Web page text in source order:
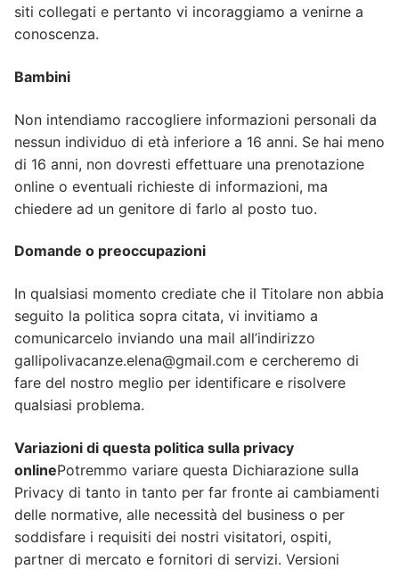
siti collegati e pertanto vi incoraggiamo a venirne a
conoscenza.
Bambini
Non intendiamo raccogliere informazioni personali da
nessun individuo di età inferiore a 16 anni. Se hai meno
di 16 anni, non dovresti effettuare una prenotazione
online o eventuali richieste di informazioni, ma
chiedere ad un genitore di farlo al posto tuo.
Domande o preoccupazioni
In qualsiasi momento crediate che il Titolare non abbia
seguito la politica sopra citata, vi invitiamo a
comunicarcelo inviando una mail all’indirizzo
gallipolivacanze.elena@gmail.com e cercheremo di
fare del nostro meglio per identificare e risolvere
qualsiasi problema.
Variazioni di questa politica sulla privacy
onlinePotremmo variare questa Dichiarazione sulla
Privacy di tanto in tanto per far fronte ai cambiamenti
delle normative, alle necessità del business o per
soddisfare i requisiti dei nostri visitatori, ospiti,
partner di mercato e fornitori di servizi. Versioni